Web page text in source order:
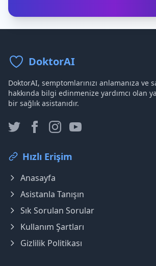
DoktorAI
DoktorAI, semptomlarınızı anlamanıza ve
hakkında bilgi edinmenize yardımcı olan
bir sağlık asistanıdır.
Hızlı Erişim
Anasayfa
Asistanla Tanışın
Sık Sorulan Sorular
Kullanım Şartları
Gizlilik Politikası